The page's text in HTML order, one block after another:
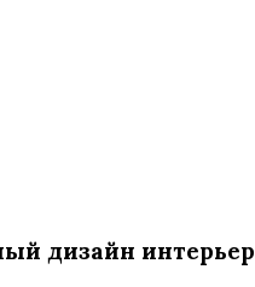
дизайн